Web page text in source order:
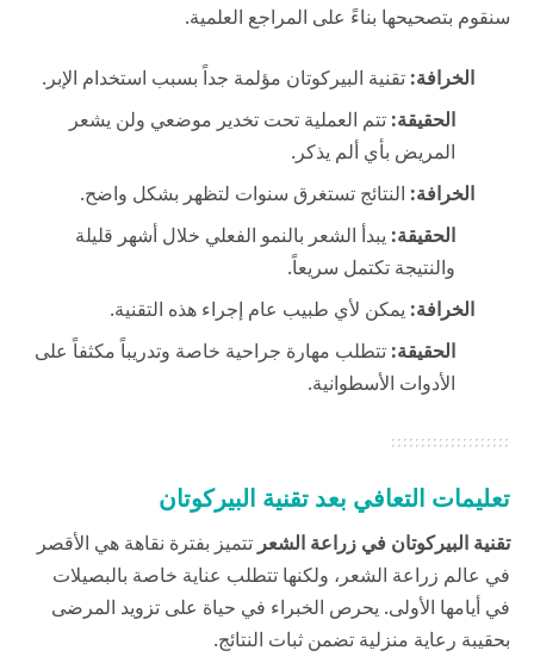
سنقوم بتصحيحها بناءً على المراجع العلمية.
الخرافة: تقنية البيركوتان مؤلمة جداً بسبب استخدام الإبر.
الحقيقة: تتم العملية تحت تخدير موضعي ولن يشعر
المريض بأي ألم يذكر.
الخرافة: النتائج تستغرق سنوات لتظهر بشكل واضح.
الحقيقة: يبدأ الشعر بالنمو الفعلي خلال أشهر قليلة
والنتيجة تكتمل سريعاً.
الخرافة: يمكن لأي طبيب عام إجراء هذه التقنية.
الحقيقة: تتطلب مهارة جراحية خاصة وتدريباً مكثفاً على
الأدوات الأسطوانية.
تعليمات التعافي بعد تقنية البيركوتان
تقنية البيركوتان في زراعة الشعر تتميز بفترة نقاهة هي الأقصر
في عالم زراعة الشعر، ولكنها تتطلب عناية خاصة بالبصيلات
في أيامها الأولى. يحرص الخبراء في حياة على تزويد المرضى
بحقيبة رعاية منزلية تضمن ثبات النتائج.